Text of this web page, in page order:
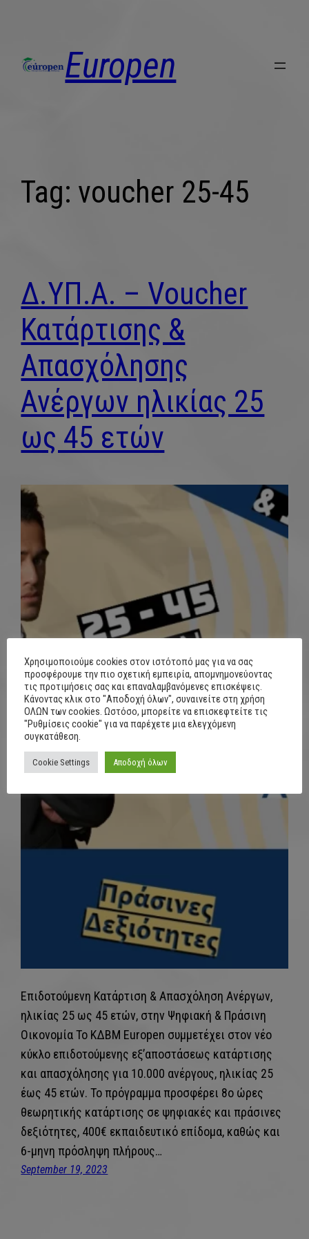
Europen
Tag: voucher 25-45
Δ.ΥΠ.Α. – Voucher
Κατάρτισης &
Απασχόλησης
Ανέργων ηλικίας 25
ως 45 ετών
Επιδοτούμενη Κατάρτιση & Απασχόληση Ανέργων,
ηλικίας 25 ως 45 ετών, στην Ψηφιακή & Πράσινη
Οικονομία Το ΚΔΒΜ Europen συμμετέχει στον νέο
κύκλο επιδοτούμενης εξ’αποστάσεως κατάρτισης
και απασχόλησης για 10.000 ανέργους, ηλικίας 25
έως 45 ετών. Το πρόγραμμα προσφέρει 8ο ώρες
θεωρητικής κατάρτισης σε ψηφιακές και πράσινες
δεξιότητες, 400€ εκπαιδευτικό επίδομα, καθώς και
6-μηνη πρόσληψη πλήρους…
September 19, 2023
Χρησιμοποιούμε cookies στον ιστότοπό μας για να σας
προσφέρουμε την πιο σχετική εμπειρία, απομνημονεύοντας
τις προτιμήσεις σας και επαναλαμβανόμενες επισκέψεις.
Κάνοντας κλικ στο "Αποδοχή όλων", συναινείτε στη χρήση
ΟΛΩΝ των cookies. Ωστόσο, μπορείτε να επισκεφτείτε τις
"Ρυθμίσεις cookie" για να παρέχετε μια ελεγχόμενη
συγκατάθεση.
Cookie Settings Αποδοχή όλων